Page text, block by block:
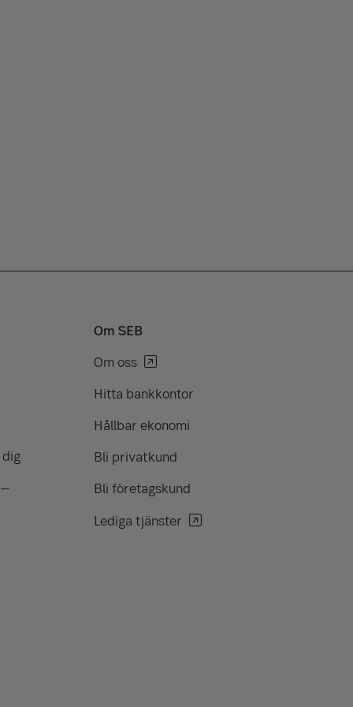
Om SEB
Om oss
Hitta bankkontor
Hållbar ekonomi
Bli privatkund
Bli företagskund
Lediga tjänster